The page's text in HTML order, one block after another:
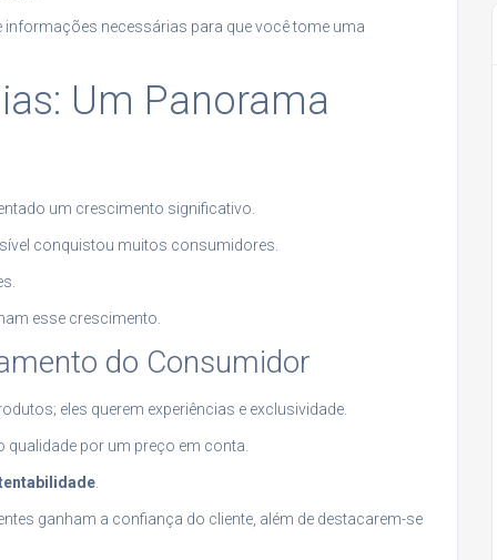
informações necessárias para que você tome uma
Um Panorama
um crescimento significativo.
conquistou muitos consumidores.
esse crescimento.
do Consumidor
eles querem experiências e exclusividade.
por um preço em conta.
ganham a confiança do cliente, além de destacarem-se